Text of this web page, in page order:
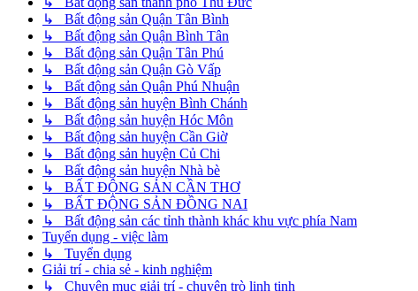
↳ Bất động sản Quận Tân Bình
↳ Bất động sản Quận Bình Tân
↳ Bất động sản Quận Tân Phú
↳ Bất động sản Quận Gò Vấp
↳ Bất động sản Quận Phú Nhuận
↳ Bất động sản huyện Bình Chánh
↳ Bất động sản huyện Hóc Môn
↳ Bất động sản huyện Cần Giờ
↳ Bất động sản huyện Củ Chi
↳ Bất động sản huyện Nhà bè
↳ BẤT ĐỘNG SẢN CẦN THƠ
↳ BẤT ĐỘNG SẢN ĐỒNG NAI
↳ Bất động sản các tỉnh thành khác khu vực phía Nam
Tuyển dụng - việc làm
↳ Tuyển dụng
Giải trí - chia sẻ - kinh nghiệm
↳ Chuyên mục giải trí - chuyện trò linh tinh